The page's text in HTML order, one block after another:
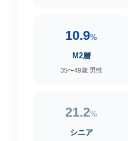
10.9%
M2層
35〜49歳 男性
21.2%
シニア